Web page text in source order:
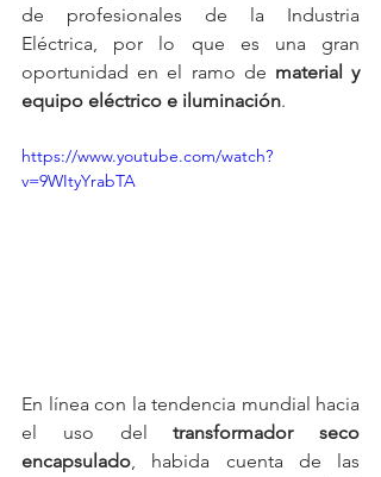
de profesionales de la Industria
Eléctrica, por lo que es una gran
oportunidad en el ramo de material y
equipo eléctrico e iluminación.
https://www.youtube.com/watch?
v=9WItyYrabTA
En línea con la tendencia mundial hacia
el uso del transformador seco
encapsulado, habida cuenta de las